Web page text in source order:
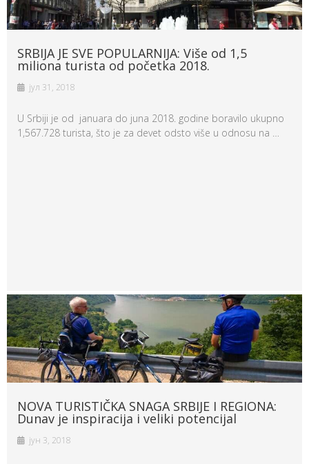
SRBIJA JE SVE POPULARNIJA: Više od 1,5
miliona turista od početka 2018.
јул 31, 2018
U Srbiji je od januara do juna 2018. godine boravilo ukupno
1,567.728 turista, što je za devet odsto više u odnosu na …
NOVA TURISTIČKA SNAGA SRBIJE I REGIONA:
Dunav je inspiracija i veliki potencijal
јун 3, 2018